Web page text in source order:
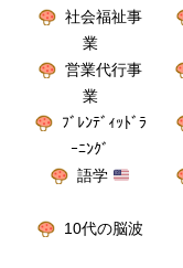
社会福祉事
業
営業代行事
業
ﾌﾞﾚﾝﾃﾞｨｯﾄﾞﾗ
ｰﾆﾝｸﾞ
語学
10代の脳波